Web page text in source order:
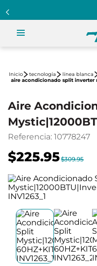
tecnología línea blanca
aire acondicionado split inverter
Aire
Referencia: 10778247
$225.95$309.95